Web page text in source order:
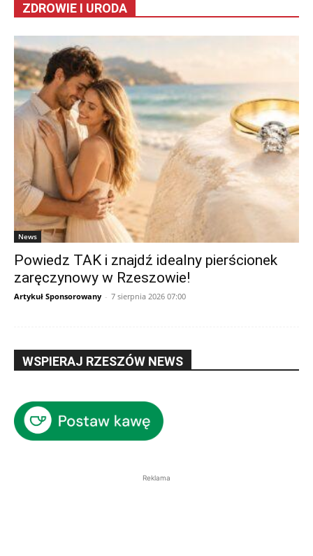
ZDROWIE I URODA
News
Powiedz TAK i znajdź idealny pierścionek
zaręczynowy w Rzeszowie!
Artykuł Sponsorowany - 7 sierpnia 2026 07:00
WSPIERAJ RZESZÓW NEWS
Reklama